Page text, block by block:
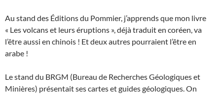
Au stand des Éditions du Pommier, j’apprends que mon livre
« Les volcans et leurs éruptions », déjà traduit en coréen, va
l’être aussi en chinois ! Et deux autres pourraient l’être en
arabe !
Le stand du BRGM (Bureau de Recherches Géologiques et
Minières) présentait ses cartes et guides géologiques. On